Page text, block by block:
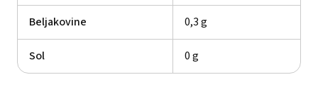
Beljakovine 0,3 g
Sol 0 g